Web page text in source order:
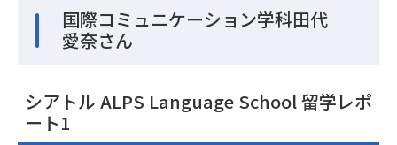
国際コミュニケーション学科田代
愛奈さん
シアトル ALPS Language School 留学レポ
ート1